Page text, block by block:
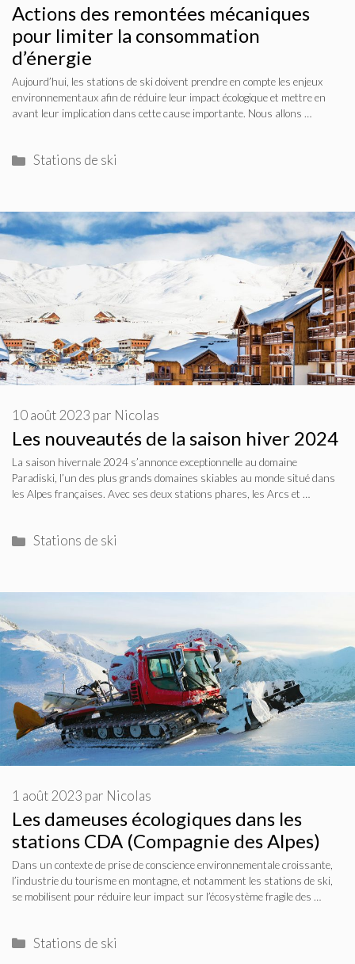
Actions des remontées mécaniques
pour limiter la consommation
d’énergie
Aujourd’hui, les stations de ski doivent prendre en compte les enjeux
environnementaux afin de réduire leur impact écologique et mettre en
avant leur implication dans cette cause importante. Nous allons …
Catégories
Stations de ski
Les nouveautés de la saison hiver 2024
10 août 2023 par Nicolas
La saison hivernale 2024 s’annonce exceptionnelle au domaine
Paradiski, l’un des plus grands domaines skiables au monde situé dans
les Alpes françaises. Avec ses deux stations phares, les Arcs et …
Catégories
Stations de ski
Les dameuses écologiques dans les
stations CDA (Compagnie des Alpes)
1 août 2023 par Nicolas
Dans un contexte de prise de conscience environnementale croissante,
l’industrie du tourisme en montagne, et notamment les stations de ski,
se mobilisent pour réduire leur impact sur l’écosystème fragile des …
Catégories
Stations de ski